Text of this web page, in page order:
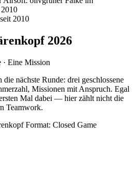
2010
2026
· Eine Mission
nächste Runde: drei geschlossene
Missionen mit Anspruch. Egal
Mal dabei — hier zählt nicht die
Teamwork.
Format: Closed Game